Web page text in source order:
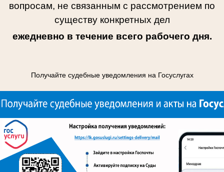
вопросам, не связанным с рассмотрением по
существу конкретных дел
ежедневно в течение всего рабочего дня.
Получайте судебные уведомления на Госуслугах